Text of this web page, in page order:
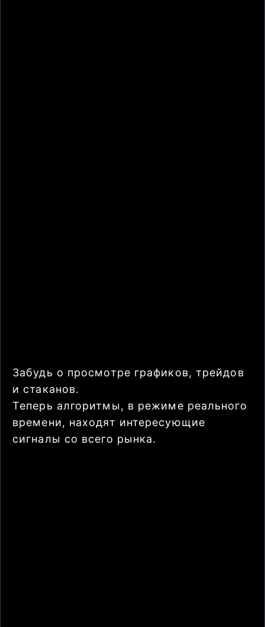
Забудь о просмотре графиков, трейдов
и стаканов.
Теперь алгоритмы, в режиме реального
времени, находят интересующие
сигналы со всего рынка.